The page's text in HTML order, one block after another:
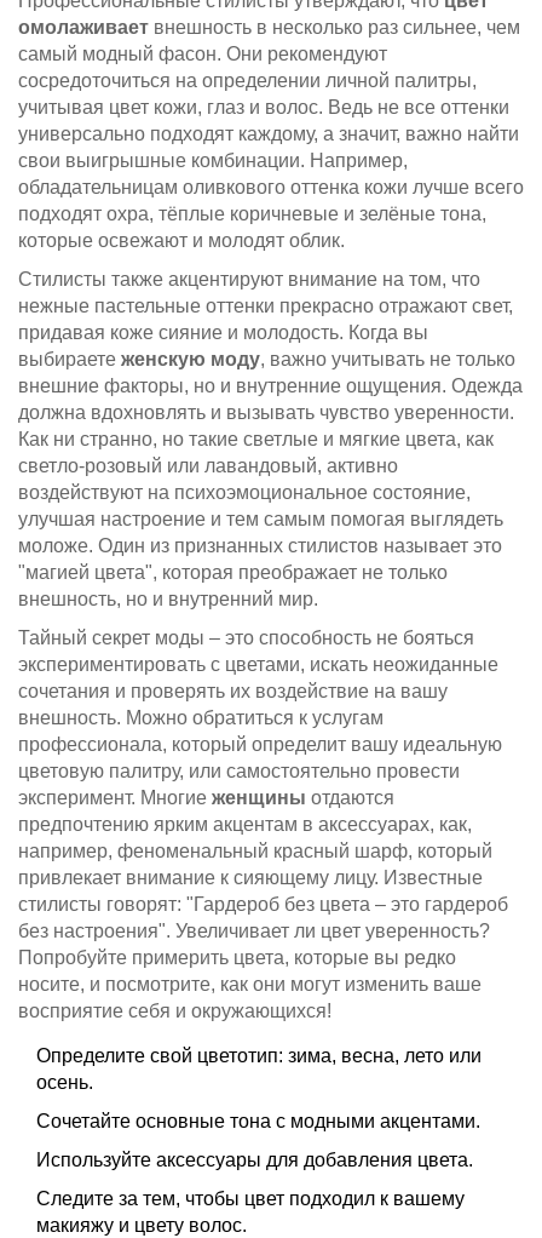
омолаживает внешность в несколько раз сильнее, чем
самый модный фасон. Они рекомендуют
сосредоточиться на определении личной палитры,
учитывая цвет кожи, глаз и волос. Ведь не все оттенки
универсально подходят каждому, а значит, важно найти
свои выигрышные комбинации. Например,
обладательницам оливкового оттенка кожи лучше всего
подходят охра, тёплые коричневые и зелёные тона,
которые освежают и молодят облик.
Стилисты также акцентируют внимание на том, что
нежные пастельные оттенки прекрасно отражают свет,
придавая коже сияние и молодость. Когда вы
выбираете женскую моду, важно учитывать не только
внешние факторы, но и внутренние ощущения. Одежда
должна вдохновлять и вызывать чувство уверенности.
Как ни странно, но такие светлые и мягкие цвета, как
светло-розовый или лавандовый, активно
воздействуют на психоэмоциональное состояние,
улучшая настроение и тем самым помогая выглядеть
моложе. Один из признанных стилистов называет это
"магией цвета", которая преображает не только
внешность, но и внутренний мир.
Тайный секрет моды – это способность не бояться
экспериментировать с цветами, искать неожиданные
сочетания и проверять их воздействие на вашу
внешность. Можно обратиться к услугам
профессионала, который определит вашу идеальную
цветовую палитру, или самостоятельно провести
эксперимент. Многие женщины отдаются
предпочтению ярким акцентам в аксессуарах, как,
например, феноменальный красный шарф, который
привлекает внимание к сияющему лицу. Известные
стилисты говорят: "Гардероб без цвета – это гардероб
без настроения". Увеличивает ли цвет уверенность?
Попробуйте примерить цвета, которые вы редко
носите, и посмотрите, как они могут изменить ваше
восприятие себя и окружающихся!
Определите свой цветотип: зима, весна, лето или
осень.
Сочетайте основные тона с модными акцентами.
Используйте аксессуары для добавления цвета.
Следите за тем, чтобы цвет подходил к вашему
макияжу и цвету волос.